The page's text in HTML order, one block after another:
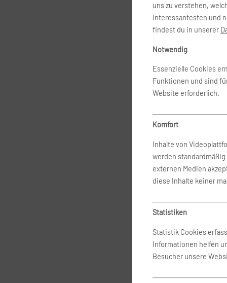
uns zu verstehen,
interessantesten und
findest du in unserer
Notwendig
Essenzielle Cookies
Funktionen und sind
Website erforderlich.
Komfort
Inhalte von
werden
externen Medien
diese Inhalte keiner
Statistiken
Statistik Cookies
Informationen helfen
Besucher unsere